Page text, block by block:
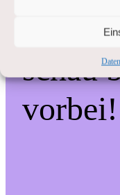
schau
vorbei!